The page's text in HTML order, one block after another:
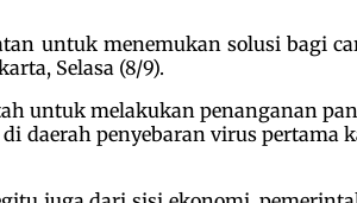
untuk menemukan solusi bagi
Selasa (8/9).
untuk melakukan penanganan
daerah penyebaran virus pertama